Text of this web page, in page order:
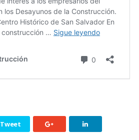
Tweet